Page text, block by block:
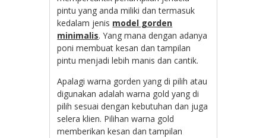
pintu yang anda miliki dan termasuk
kedalam jenis model gorden
minimalis. Yang mana dengan adanya
poni membuat kesan dan tampilan
pintu menjadi lebih manis dan cantik.
Apalagi warna gorden yang di pilih atau
digunakan adalah warna gold yang di
pilih sesuai dengan kebutuhan dan juga
selera klien. Pilihan warna gold
memberikan kesan dan tampilan